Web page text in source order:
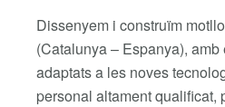
Dissenyem i construïm
(Catalunya – Espanya),
adaptats a les noves
personal altament qualificat,